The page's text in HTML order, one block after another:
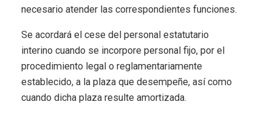
necesario atender las correspondientes funciones.
Se acordará el cese del personal estatutario
interino cuando se incorpore personal fijo, por el
procedimiento legal o reglamentariamente
establecido, a la plaza que desempeñe, así como
cuando dicha plaza resulte amortizada.